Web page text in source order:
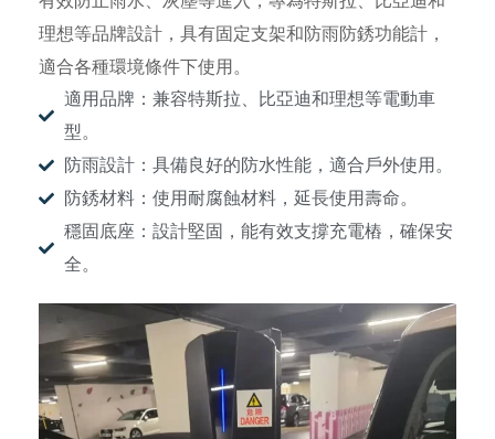
理想等品牌設計，具有固定支架和防雨防銹功能計，
適合各種環境條件下使用。
適用品牌：兼容特斯拉、比亞迪和理想等電動車
型。
防雨設計：具備良好的防水性能，適合戶外使用。
防銹材料：使用耐腐蝕材料，延長使用壽命。
穩固底座：設計堅固，能有效支撐充電樁，確保安
全。